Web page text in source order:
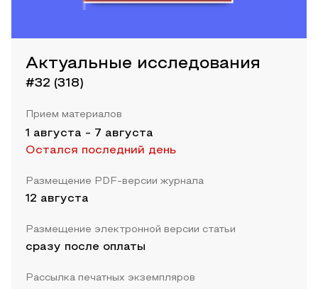
Актуальные исследования
#32 (318)
Прием материалов
1 августа - 7 августа
Остался последний день
Размещение PDF-версии журнала
12 августа
Размещение электронной версии статьи
сразу после оплаты
Рассылка печатных экземпляров